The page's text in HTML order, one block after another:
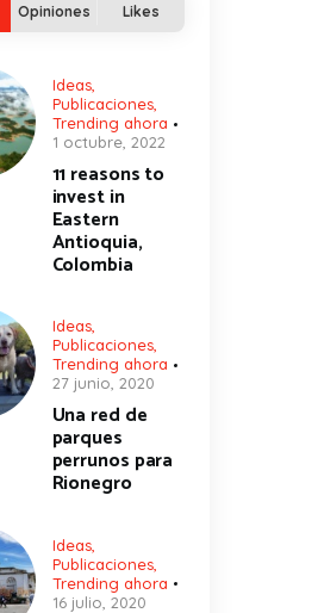
Opiniones Likes
Ideas,
Publicaciones,
Trending ahora
1 octubre, 2022
11 reasons to
invest in
Eastern
Antioquia,
Colombia
Ideas,
Publicaciones,
Trending ahora
27 junio, 2020
Una red de
parques
perrunos para
Rionegro
Ideas,
Publicaciones,
Trending ahora
16 julio, 2020